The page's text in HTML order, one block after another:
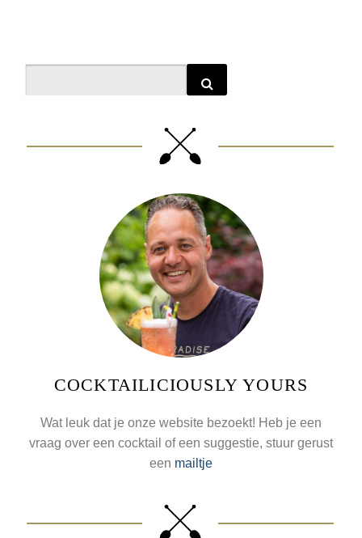
COCKTAILICIOUSLY YOURS
Wat leuk dat je onze website bezoekt! Heb je een
vraag over een cocktail of een suggestie, stuur gerust
een mailtje